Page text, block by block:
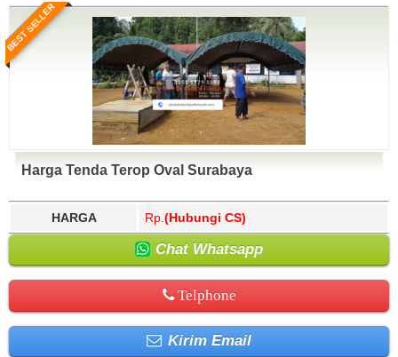
BEST SELLER
Harga Tenda Terop Oval Surabaya
HARGA Rp. (Hubungi CS)
Chat Whatsapp
Telphone
Kirim Email